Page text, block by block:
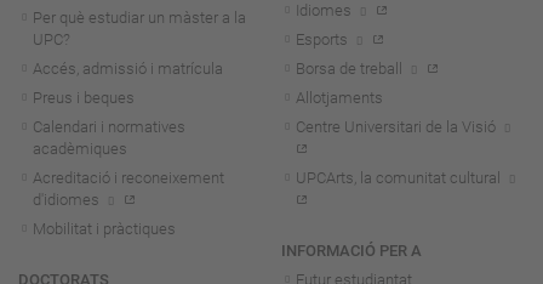
Per què estudiar un màster a la
UPC?
Accés, admissió i matrícula
Preus i beques
Calendari i normatives
acadèmiques
Acreditació i reconeixement
d'idiomes
Mobilitat i pràctiques
DOCTORATS
Idiomes
Esports
Borsa de treball
Allotjaments
Centre Universitari de la Visió
UPCArts, la comunitat cultural
INFORMACIÓ PER A
Futur estudiantat